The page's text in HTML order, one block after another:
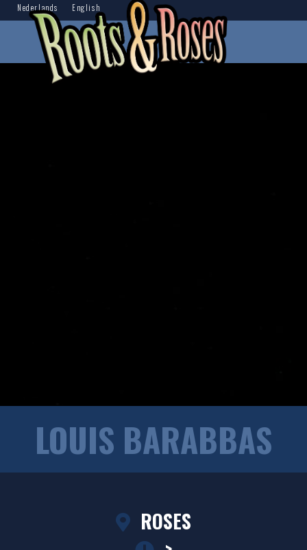
Nederlands English
LOUIS BARABBAS
ROSES